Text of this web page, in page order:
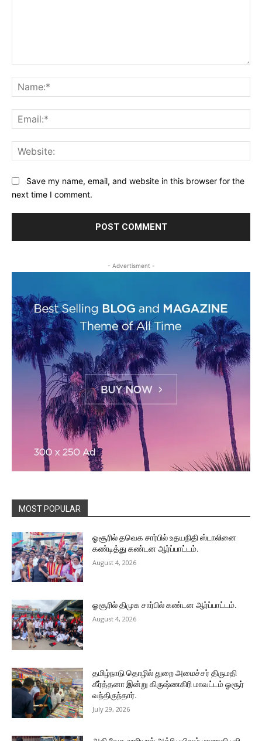
Save my name, email, and website in this browser for the
next time I comment.
- Advertisment -
MOST POPULAR
ஓசூரில் தவெக சார்பில் உதயநிதி ஸ்டாலினை
கண்டித்து கண்டன ஆர்ப்பாட்டம்.
August 4, 2026
ஓசூரில் திமுக சார்பில் கண்டன ஆர்ப்பாட்டம்.
August 4, 2026
தமிழ்நாடு தொழில் துறை அமைச்சர் திருமதி
கீர்த்தனா இன்று கிருஷ்ணகிரி மாவட்டம் ஓசூர்
வந்திருந்தார்.
July 29, 2026